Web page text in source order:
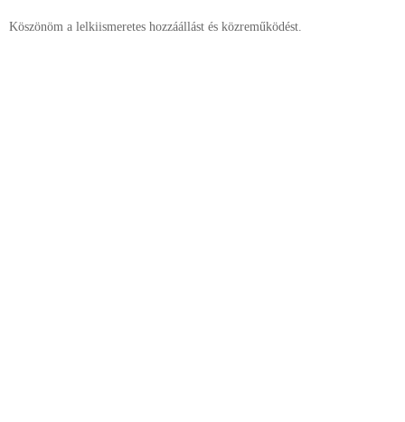
Köszönöm a lelkiismeretes hozzáállást és közreműködést.